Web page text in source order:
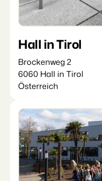
Hall in Tirol
Brockenweg 2
6060 Hall in Tirol
Österreich